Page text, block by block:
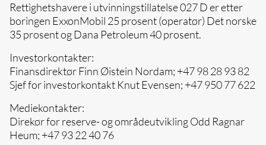
Rettighetshavere i utvinningstillatelse 027 D er etter
boringen ExxonMobil 25 prosent (operatør) Det norske
35 prosent og Dana Petroleum 40 prosent.
Investorkontakter:
Finansdirektør Finn Øistein Nordam; +47 98 28 93 82
Sjef for investorkontakt Knut Evensen; +47 950 77 622
Mediekontakter:
Direkør for reserve- og områdeutvikling Odd Ragnar
Heum; +47 93 22 40 76